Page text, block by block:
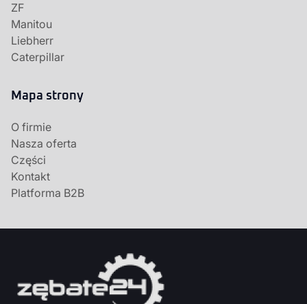
ZF
Manitou
Liebherr
Caterpillar
Mapa strony
O firmie
Nasza oferta
Części
Kontakt
Platforma B2B